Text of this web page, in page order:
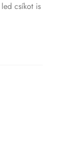
csíkot is